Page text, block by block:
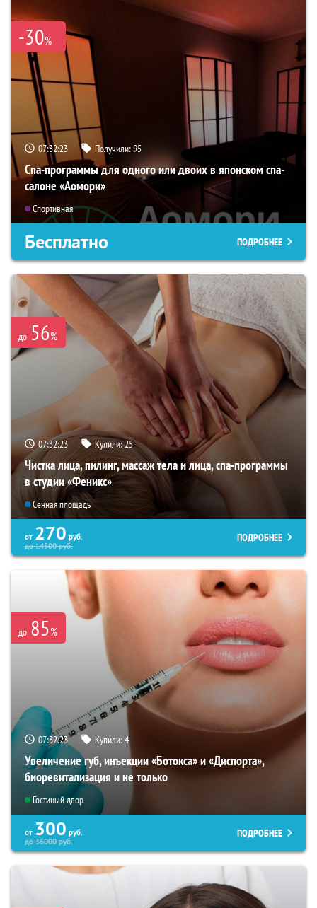
-30%
07:32:22 Получили:95
Спа-программы для одного или двоих в японском спа-
салоне «Аомори»
Спортивная
Бесплатно ПОДРОБНЕЕ
до 56%
07:32:22 Купили:25
Чистка лица, пилинг, массаж тела и лица, спа-программы
в студии «Феникс»
Сенная площадь
от 270 руб.
до14500руб.
ПОДРОБНЕЕ
до 85%
07:32:22 Купили:4
Увеличение губ, инъекции «Ботокса» и «Диспорта»,
биоревитализация и не только
Гостиный двор
от 300 руб.
до36000руб.
ПОДРОБНЕЕ